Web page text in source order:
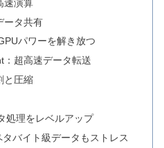
速演算
ータ共有
パワーを解き放つ
超高速データ転送
と圧縮
処理をレベルアップ
バイト級データもストレス